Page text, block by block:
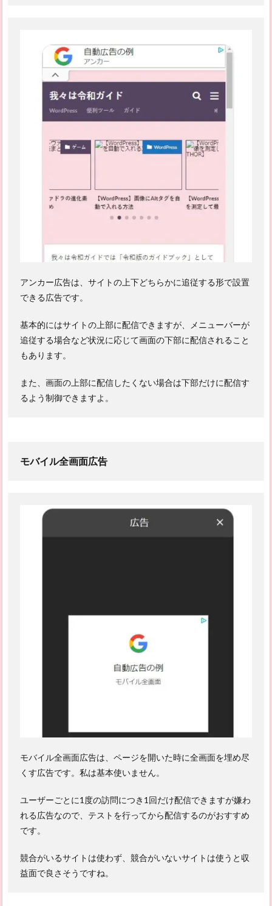
アンカー広告は、サイトの上下どちらかに追従する形で設置
できる広告です。
基本的にはサイトの上部に配信できますが、メニューバーが
追従する場合など状況に応じて画面の下部に配信されること
もあります。
また、画面の上部に配信したくない場合は下部だけに配信す
るよう制御できますよ。
モバイル全画面広告
モバイル全画面広告は、ページを開いた時に全画面を埋め尽
くす広告です。私は基本使いません。
ユーザーごとに1度の訪問につき1回だけ配信できますが嫌わ
れる広告なので、テストを行ってから配信するのがおすすめ
です。
競合がいるサイトは使わず、競合がいないサイトは使うと収
益面で良さそうですね。